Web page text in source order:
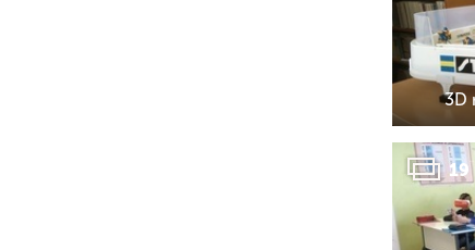
3D
19